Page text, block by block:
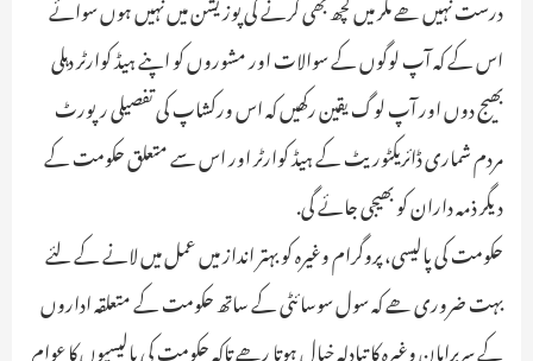
اس کے کہ آپ لوگوں کے سوالات اور مشوروں کو اپنے ہیڈ کوارٹر دہلی
بھیج دوں اور آپ لوگ یقین رکھیں کہ اس ورکشاپ کی تفصیلی رپورٹ
مردم شماری ڈائریکٹوریٹ کے ہیڈ کوارٹر اور اس سے متعلق حکومت کے
دیگر ذمہ داران کو بھیجی جائے گی.
حکومت کی پالیسی، پروگرام وغیرہ کو بہتر انداز میں عمل میں لانے کے لئے
بہت ضروری ھے کہ سول سوسائٹی کے ساتھ حکومت کے متعلقہ اداروں
کے سربراہان وغیرہ کا تبادلہ خیال ہوتا رھے تاکہ حکومت کی پالیسیوں کا عوام